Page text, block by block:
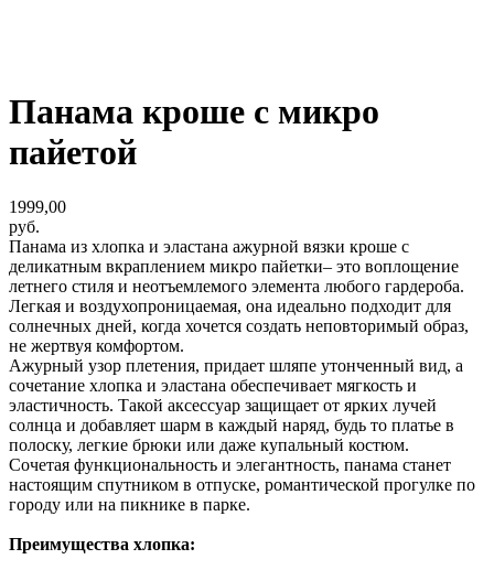
Панама кроше с микро
пайетой
1999,00
руб.
Панама из хлопка и эластана ажурной вязки кроше с
деликатным вкраплением микро пайетки– это воплощение
летнего стиля и неотъемлемого элемента любого гардероба.
Легкая и воздухопроницаемая, она идеально подходит для
солнечных дней, когда хочется создать неповторимый образ,
не жертвуя комфортом.
Ажурный узор плетения, придает шляпе утонченный вид, а
сочетание хлопка и эластана обеспечивает мягкость и
эластичность. Такой аксессуар защищает от ярких лучей
солнца и добавляет шарм в каждый наряд, будь то платье в
полоску, легкие брюки или даже купальный костюм.
Сочетая функциональность и элегантность, панама станет
настоящим спутником в отпуске, романтической прогулке по
городу или на пикнике в парке.
Преимущества хлопка: